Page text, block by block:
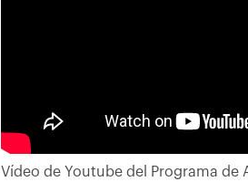
Vídeo de Youtube del Programa de